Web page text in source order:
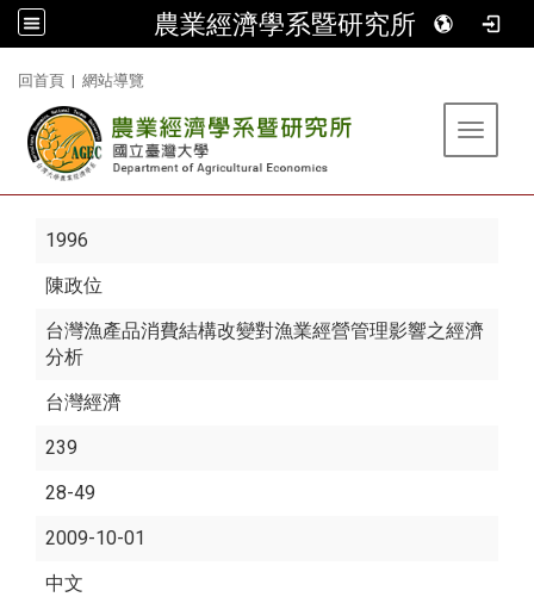
農業經濟學系暨研究所
回首頁 | 網站導覽
Toggle
1996
陳政位
台灣漁產品消費結構改變對漁業經營管理影響之經濟
分析
台灣經濟
239
28-49
2009-10-01
中文